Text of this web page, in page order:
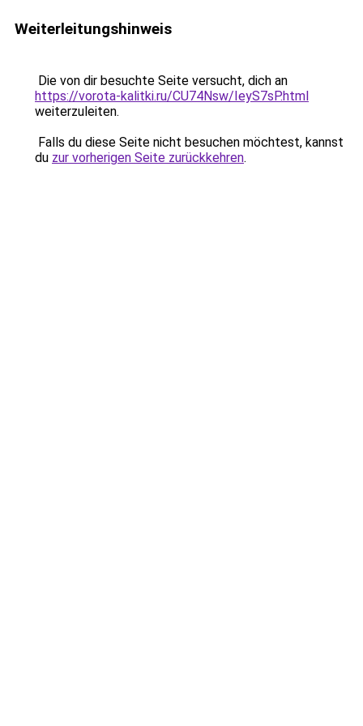
Weiterleitungshinweis
Die von dir besuchte Seite versucht, dich an
https://vorota-kalitki.ru/CU74Nsw/IeyS7sP.html
weiterzuleiten.
Falls du diese Seite nicht besuchen möchtest, kannst
du zur vorherigen Seite zurückkehren.